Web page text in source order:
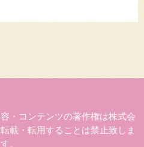
・コンテンツの著作権は株式会
載・転用することは禁止致しま
す。